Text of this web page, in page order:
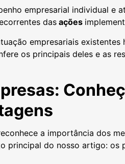
empresarial individual e
das ações
empresariais existentes
os principais deles e as
a importância dos
principal do nosso artigo: os